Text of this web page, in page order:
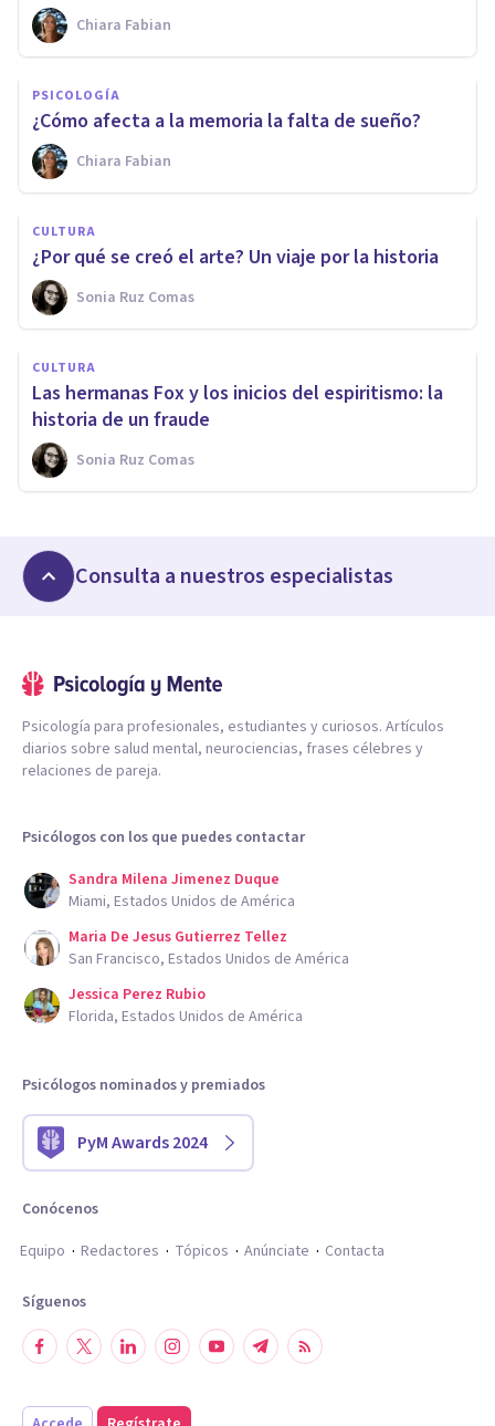
Chiara Fabian
PSICOLOGÍA
¿Cómo afecta a la memoria la falta de sueño?
Chiara Fabian
CULTURA
¿Por qué se creó el arte? Un viaje por la historia
Sonia Ruz Comas
CULTURA
Las hermanas Fox y los inicios del espiritismo: la
historia de un fraude
Sonia Ruz Comas
Consulta a nuestros especialistas
Psicología para profesionales, estudiantes y curiosos. Artículos
diarios sobre salud mental, neurociencias, frases célebres y
relaciones de pareja.
Psicólogos con los que puedes contactar
Sandra Milena Jimenez Duque
Miami, Estados Unidos de América
Maria De Jesus Gutierrez Tellez
San Francisco, Estados Unidos de América
Jessica Perez Rubio
Florida, Estados Unidos de América
Psicólogos nominados y premiados
PyM Awards 2024
Conócenos
Equipo
Redactores Tópicos Anúnciate Contacta
Síguenos